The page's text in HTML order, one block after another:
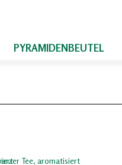
PYRAMIDENBEUTEL